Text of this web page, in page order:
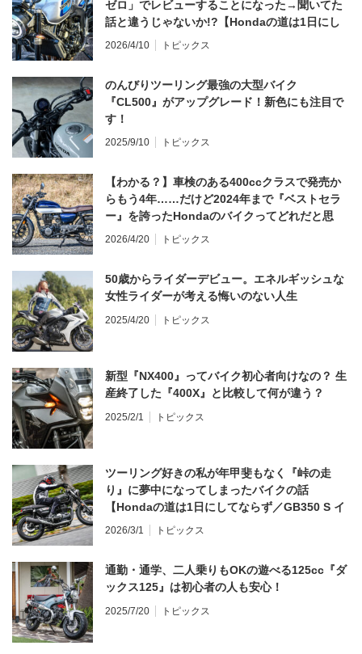
ゼロ」でレビューすることになった→聞いてた
話と違うじゃないか!?【Hondaの道は1日にし
てならず／CB1000F ①第一印象 編】
2026/4/10 トピックス
のんびりツーリング最強の大型バイク
『CL500』がアップグレード！新色にも注目で
す！
2025/9/10 トピックス
【わかる？】車検のある400ccクラスで発売か
らもう4年……だけど2024年まで『ベストセラ
ー』を誇ったHondaのバイクってどれだと思
う？
2026/4/20 トピックス
50歳からライダーデビュー。エネルギッシュな
女性ライダーが考える悔いのない人生
2025/4/20 トピックス
新型『NX400』ってバイク初心者向けなの？ 生
産終了した『400X』と比較して何が違う？
2025/2/1 トピックス
ツーリング好きの私が年甲斐もなく『峠の走
り』に夢中になってしまったバイクの話
【Hondaの道は1日にしてならず／GB350 S イ
ンプレ・レビュー 前編】
2026/3/1 トピックス
通勤・通学、二人乗りもOKの遊べる125cc『ダ
ックス125』は初心者の人も安心！
2025/7/20 トピックス